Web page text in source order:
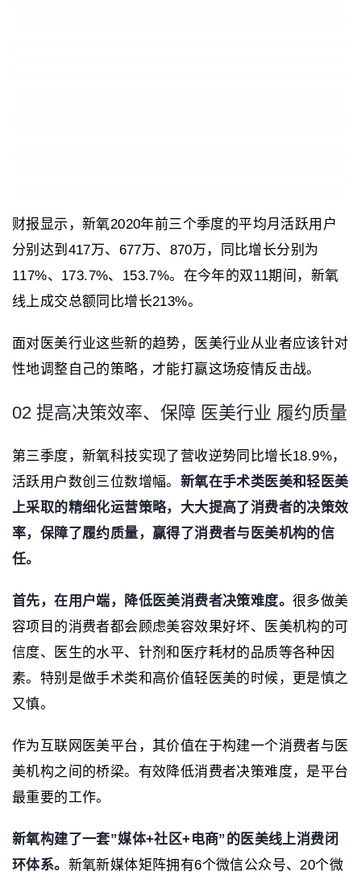
财报显示，新氧2020年前三个季度的平均月活跃用户
分别达到417万、677万、870万，同比增长分别为
117%、173.7%、153.7%。在今年的双11期间，新氧
线上成交总额同比增长213%。
面对医美行业这些新的趋势，医美行业从业者应该针对
性地调整自己的策略，才能打赢这场疫情反击战。
02 提高决策效率、保障 医美行业 履约质量
第三季度，新氧科技实现了营收逆势同比增长18.9%，
活跃用户数创三位数增幅。 新氧在手术类医美和轻医美
上采取的精细化运营策略，大大提高了消费者的决策效
率，保障了履约质量，赢得了消费者与医美机构的信
任。
首先，在用户端，降低医美消费者决策难度。很多做美
容项目的消费者都会顾虑美容效果好坏、医美机构的可
信度、医生的水平、针剂和医疗耗材的品质等各种因
素。特别是做手术类和高价值轻医美的时候，更是慎之
又慎。
作为互联网医美平台，其价值在于构建一个消费者与医
美机构之间的桥梁。有效降低消费者决策难度，是平台
最重要的工作。
新氧构建了一套”媒体+社区+电商”的医美线上消费闭
环体系。 新氧新媒体矩阵拥有6个微信公众号、20个微